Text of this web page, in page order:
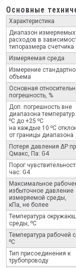
Основные
Характеристика
Диапазон измеряемых
расходов в
типоразмера счетчика
Измеряемая среда
Измерение
объема
Основная
погрешность, %
Доп. погрешность вне
диапазона температур
⁰С до +25 ⁰С
на каждые 10 ⁰С
от границы диапазона
Потеря давления ΔP
Qмакс, Па: G4
Порог
час: G4
Максимальное
избыточное давление
измеряемой среды,
кПа, не более
Температура
среды, ⁰С
Температура рабочей
⁰С
Тип присоединения к
трубопроводу